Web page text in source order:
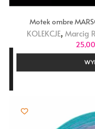
Motek ombre
KOLEKCJE, Marcig